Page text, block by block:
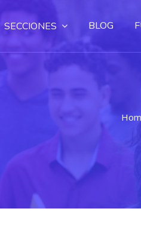
SECCIONES BLOG